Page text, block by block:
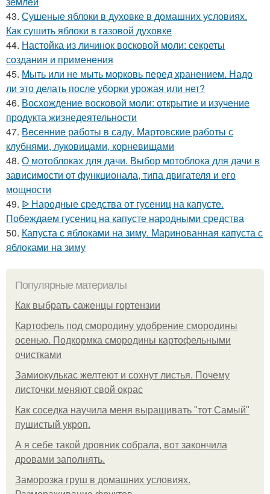
43. Сушеные яблоки в духовке в домашних условиях.
Как сушить яблоки в газовой духовке
44. Настойка из личинок восковой моли: секреты
создания и применения
45. Мыть или не мыть морковь перед хранением. Надо
ли это делать после уборки урожая или нет?
46. Восхождение восковой моли: открытие и изучение
продукта жизнедеятельности
47. Весенние работы в саду. Мартовские работы с
клубнями, луковицами, корневищами
48. О мотоблоках для дачи. Выбор мотоблока для дачи в
зависимости от функционала, типа двигателя и его
мощности
49. ᐉ Народные средства от гусениц на капусте.
Побеждаем гусениц на капусте народными средства
50. Капуста с яблоками на зиму. Маринованная капуста с
яблоками на зиму
Популярные материалы
Как выбрать саженцы гортензии
Картофель под смородину удобрение смородины
осенью. Подкормка смородины картофельными
очистками
Замиокулькас желтеют и сохнут листья. Почему
листочки меняют свой окрас
Как соседка научила меня выращивать "тот Самый"
пушистый укроп.
А я себе такой дровник собрала, вот закончила
дровами заполнять.
Заморозка груш в домашних условиях.